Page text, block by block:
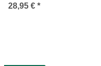
28,95 € *